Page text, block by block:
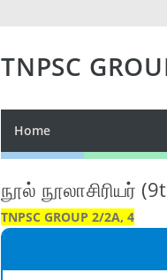
TNPSC
Home
நூல் நூலாசிரியர்
TNPSC GROUP 2/2A, 4